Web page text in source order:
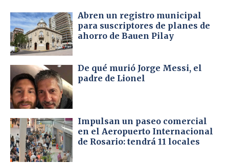
Abren un registro municipal
para suscriptores de planes de
ahorro de Bauen Pilay
De qué murió Jorge Messi, el
padre de Lionel
Impulsan un paseo comercial
en el Aeropuerto Internacional
de Rosario: tendrá 11 locales